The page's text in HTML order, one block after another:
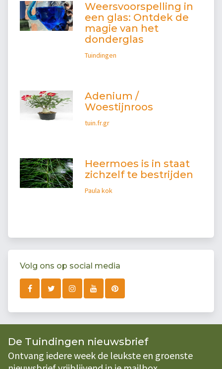
Weersvoorspelling in
een glas: Ontdek de
magie van het
donderglas
Tuindingen
Adenium /
Woestijnroos
tuin.fr.gr
Heermoes is in staat
zichzelf te bestrijden
Paula kok
Volg ons op social media
De Tuindingen nieuwsbrief
Ontvang iedere week de leukste en groenste